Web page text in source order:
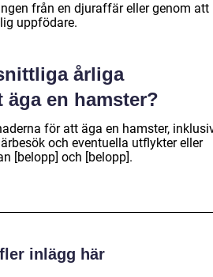
från en djuraffär eller genom att
uppfödare.
årliga
en hamster?
för att äga en hamster,
och eventuella utflykter eller
[belopp] och [belopp].
inlägg här